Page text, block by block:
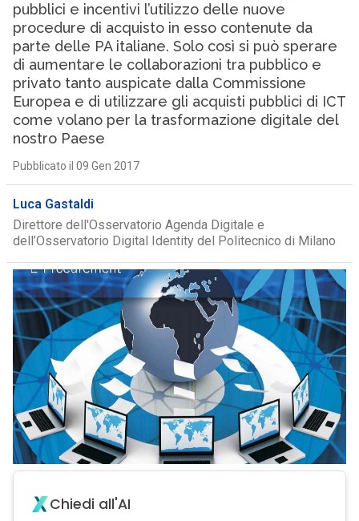
pubblici e incentivi l’utilizzo delle nuove
procedure di acquisto in esso contenute da
parte delle PA italiane. Solo così si può sperare
di aumentare le collaborazioni tra pubblico e
privato tanto auspicate dalla Commissione
Europea e di utilizzare gli acquisti pubblici di ICT
come volano per la trasformazione digitale del
nostro Paese
Pubblicato il 09 Gen 2017
Luca Gastaldi
Direttore dell'Osservatorio Agenda Digitale e
dell’Osservatorio Digital Identity del Politecnico di Milano
Chiedi all'AI